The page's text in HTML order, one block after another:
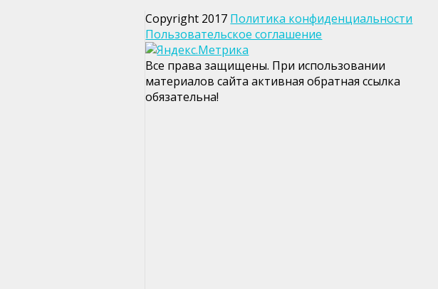
Copyright 2017 Политика конфиденциальности
Пользовательское соглашение
Все права защищены. При использовании
материалов сайта активная обратная ссылка
обязательна!